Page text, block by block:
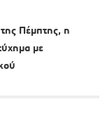
Πέμπτης, η
με